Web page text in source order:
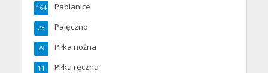
Pabianice
164
Pajęczno
23
Piłka nożna
79
Piłka ręczna
11